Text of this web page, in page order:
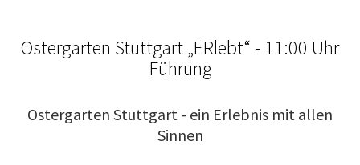
Ostergarten Stuttgart „ERlebt“ - 11:00 Uhr
Führung
Ostergarten Stuttgart - ein Erlebnis mit allen
Sinnen